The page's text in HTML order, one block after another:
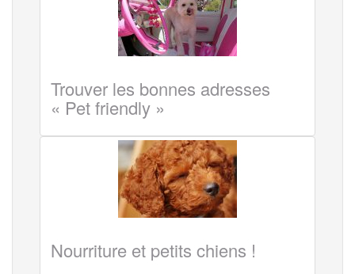
Trouver les bonnes adresses
« Pet friendly »
Nourriture et petits chiens !